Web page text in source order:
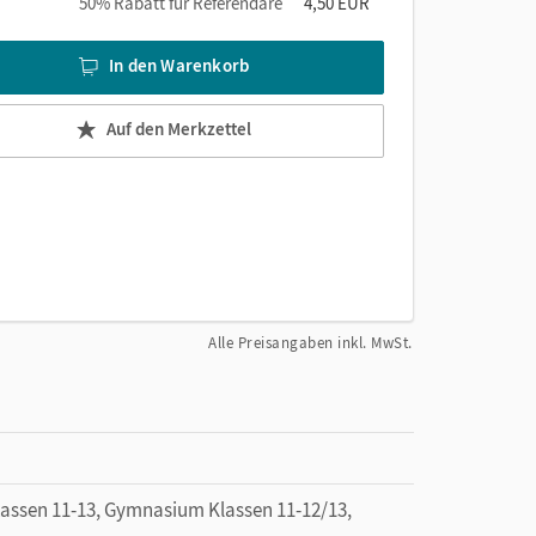
In den Warenkorb
Auf den Merkzettel
Alle Preisangaben inkl. MwSt.
11-13, Gymnasium Klassen 11-12/13,